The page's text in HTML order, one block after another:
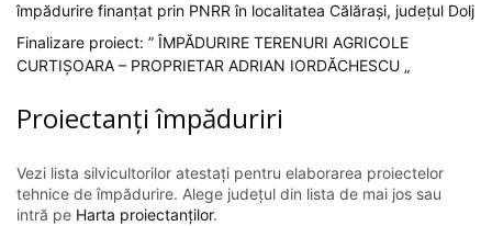
împădurire finanțat prin PNRR în localitatea Călărași, județul Dolj
Finalizare proiect: ” ÎMPĂDURIRE TERENURI AGRICOLE
CURTIȘOARA – PROPRIETAR ADRIAN IORDĂCHESCU „
Proiectanți împăduriri
Vezi lista silvicultorilor atestați pentru elaborarea proiectelor
tehnice de împădurire. Alege județul din lista de mai jos sau
intră pe Harta proiectanților.